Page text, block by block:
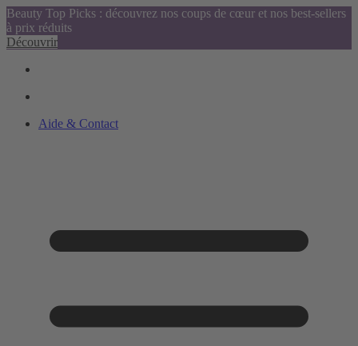
Beauty Top Picks : découvrez nos coups de cœur et nos best-sellers
à prix réduits
Découvrir
Aide & Contact